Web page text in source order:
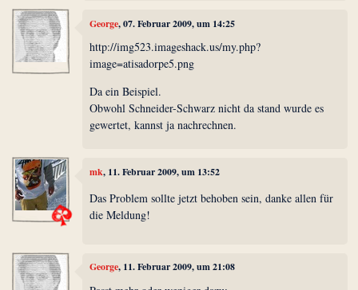
George, 07. Februar 2009, um 14:25
http://img523.imageshack.us/my.php?
image=atisadorpe5.png
Da ein Beispiel.
Obwohl Schneider-Schwarz nicht da stand wurde es
gewertet, kannst ja nachrechnen.
mk, 11. Februar 2009, um 13:52
Das Problem sollte jetzt behoben sein, danke allen für
die Meldung!
George, 11. Februar 2009, um 21:08